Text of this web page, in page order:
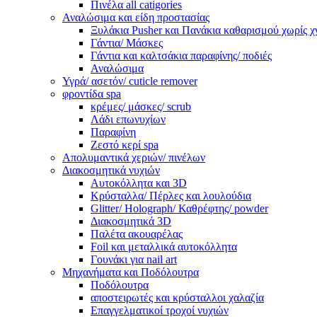
Πινέλα all catigories
Αναλώσιμα και είδη προστασίας
Ξυλάκια Pusher και Πανάκια καθαρισμού χωρίς
Γάντια/ Μάσκες
Γάντια και καλτσάκια παραφίνης/ ποδιές
Αναλώσιμα
Υγρά/ ασετόν/ cuticle remover
φροντίδα spa
κρέμες/ μάσκες/ scrub
Λάδι επωνυχίων
Παραφίνη
Ζεστό κερί spa
Απολυμαντικά χεριών/ πινέλων
Διακοσμητικά νυχιών
Αυτοκόλλητα και 3D
Κρύσταλλα/ Πέρλες και λουλούδια
Glitter/ Holograph/ Καθρέφτης/ powder
Διακοσμητικά 3D
Παλέτα ακουαρέλας
Foil και μεταλλικά αυτοκόλλητα
Γουνάκι για nail art
Μηχανήματα και Ποδόλουτρα
Ποδόλουτρα
αποστειρωτές και κρύσταλλοι χαλαζία
Επαγγελματικοί τροχοί νυχιών